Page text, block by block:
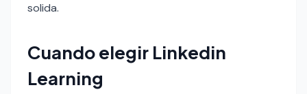
solida.
Cuando elegir Linkedin
Learning